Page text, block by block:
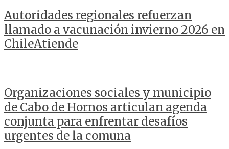
Autoridades regionales refuerzan
llamado a vacunación invierno 2026 en
ChileAtiende
Organizaciones sociales y municipio
de Cabo de Hornos articulan agenda
conjunta para enfrentar desafíos
urgentes de la comuna